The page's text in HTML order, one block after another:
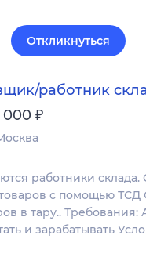
Откликнуться
работник
000 ₽
работники склада.
с помощью ТСД
в тару.. Требования:
и зарабатывать